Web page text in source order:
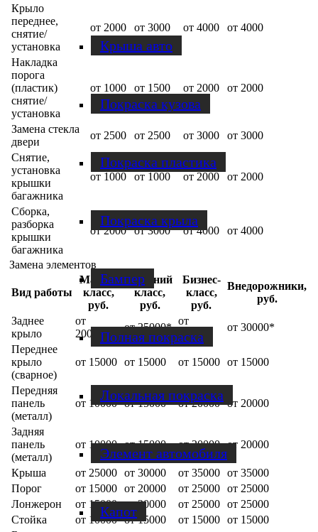
Крыша авто
Покраска кузова
Покраска пластика
Покраска крыла
Бампер
Полная покраска
Локальная покраска
Элемент автомобиля
Капот
Крыло
переднее,
снятие/
установка
от 2000 от 3000 от 4000 от 4000
Накладка
порога
(пластик)
снятие/
установка
от 1000 от 1500 от 2000 от 2000
Замена стекла
двери
от 2500 от 2500 от 3000
от 3000
Снятие,
установка
крышки
багажника
от 1000 от 1000 от 2000 от 2000
Сборка,
разборка
крышки
багажника
от 2000 от 3000 от 4000 от 4000
Замена элементов
Вид работы
Малый
класс,
руб.
Средний
класс,
руб.
Бизнес-
класс,
руб.
Внедорожники,
руб.
Заднее
крыло
от
20000*
от 25000*
от
30000*
от 30000*
Переднее
крыло
(сварное)
от 15000 от 15000 от 15000 от 15000
Передняя
панель
(металл)
от 10000 от 15000 от 20000 от 20000
Задняя
панель
(металл)
от 10000 от 15000 от 20000 от 20000
Крыша от 25000 от 30000 от 35000 от 35000
Порог
от 15000 от 20000 от 25000 от 25000
Лонжерон
от 15000 от 20000 от 25000 от 25000
Стойка
от 10000 от 15000 от 15000 от 15000